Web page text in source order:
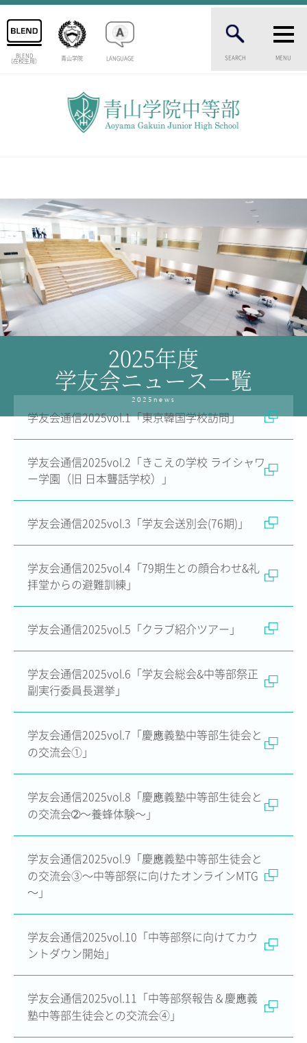
BLEND
（在校生用） 青山学院 LANGUAGE SEARCH MENU
生徒数・教職員数
一貫校の流れ
卒業生インタビュー
校舎情報
メディアライブラリー
AOYAMA STYLE
教育の特色・紹介
キリスト教教育
スクールライフ
クラブ・同好会紹介
進学・進路
学友会
生徒の作品
入試・入学案内
入試要項
志願者速報
合格者発表
学校説明会
入試結果
入学金・学費等一覧
入試問題
学校案内
よくあるご質問
INFORMATION
総合案内
ニュース・トピック
アクセスマップ
緊急・災害時の対応
2025年度
学友会ニュース一覧
2025news
学友会通信2025vol.1「東京韓国学校訪問」
学友会通信2025vol.2「きこえの学校 ライシャワ
ー学園（旧 日本聾話学校）」
学友会通信2025vol.3「学友会送別会(76期)」
学友会通信2025vol.4「79期生との顔合わせ&礼
拝堂からの避難訓練」
学友会通信2025vol.5「クラブ紹介ツアー」
学友会通信2025vol.6「学友会総会&中等部祭正
副実行委員長選挙」
学友会通信2025vol.7「慶應義塾中等部生徒会と
の交流会①」
学友会通信2025vol.8「慶應義塾中等部生徒会と
の交流会➁～養蜂体験～」
学友会通信2025vol.9「慶應義塾中等部生徒会と
の交流会③～中等部祭に向けたオンラインMTG
～」
学友会通信2025vol.10「中等部祭に向けてカウ
ントダウン開始」
学友会通信2025vol.11「中等部祭報告＆慶應義
塾中等部生徒会との交流会④」